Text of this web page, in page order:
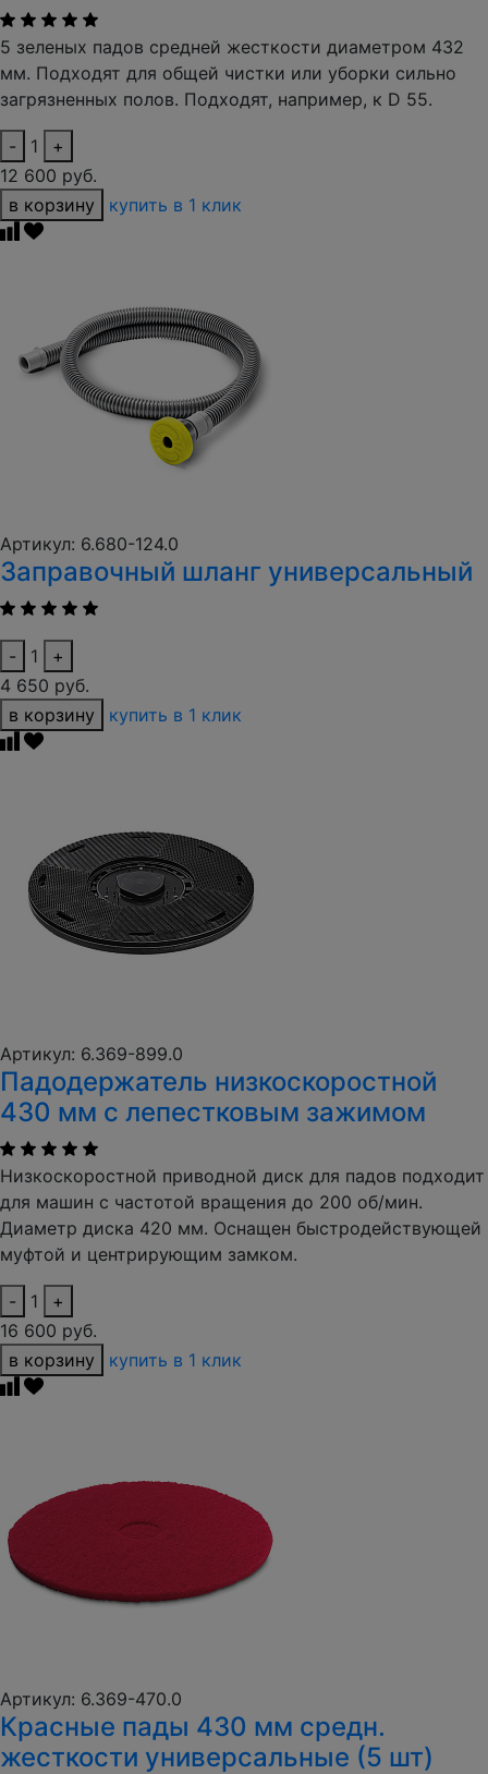
5 зеленых падов средней жесткости диаметром 432
мм. Подходят для общей чистки или уборки сильно
загрязненных полов. Подходят, например, к D 55.
- 1
+
12 600 руб.
в корзину
купить в 1 клик
Артикул: 6.680-124.0
Заправочный шланг универсальный
- 1
+
4 650 руб.
в корзину
купить в 1 клик
Артикул: 6.369-899.0
Падодержатель низкоскоростной
430 мм с лепестковым зажимом
Низкоскоростной приводной диск для падов подходит
для машин с частотой вращения до 200 об/мин.
Диаметр диска 420 мм. Оснащен быстродействующей
муфтой и центрирующим замком.
- 1
+
16 600 руб.
в корзину
купить в 1 клик
Артикул: 6.369-470.0
Красные пады 430 мм средн.
жесткости универсальные (5 шт)